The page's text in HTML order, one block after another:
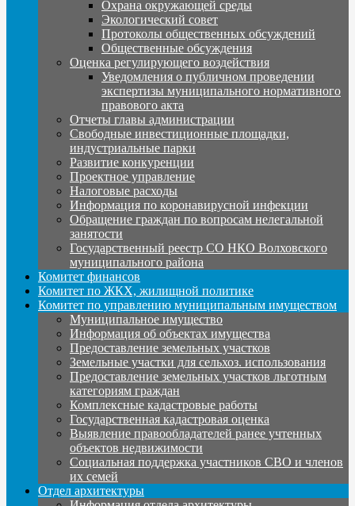
Охрана окружающей среды
Экологический совет
Протоколы общественных обсуждений
Общественные обсуждения
Оценка регулирующего воздействия
Уведомления о публичном проведении
экспертизы муниципального нормативного
правового акта
Отчеты главы администрации
Свободные инвестиционные площадки,
индустриальные парки
Развитие конкуренции
Проектное управление
Налоговые расходы
Информация по коронавирусной инфекции
Обращение граждан по вопросам нелегальной
занятости
Государственный реестр СО НКО Волховского
муниципального района
Комитет финансов
Комитет по ЖКХ, жилищной политике
Комитет по управлению муниципальным имуществом
Муниципальное имущество
Информация об объектах имущества
Предоставление земельных участков
Земельные участки для сельхоз. использования
Предоставление земельных участков льготным
категориям граждан
Комплексные кадастровые работы
Государственная кадастровая оценка
Выявление правообладателей ранее учтенных
объектов недвижимости
Социальная поддержка участников СВО и членов
их семей
Отдел архитектуры